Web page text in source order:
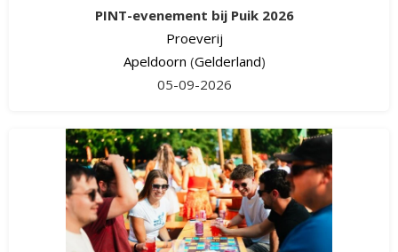
PINT-evenement bij Puik 2026
Proeverij
Apeldoorn (Gelderland)
05-09-2026